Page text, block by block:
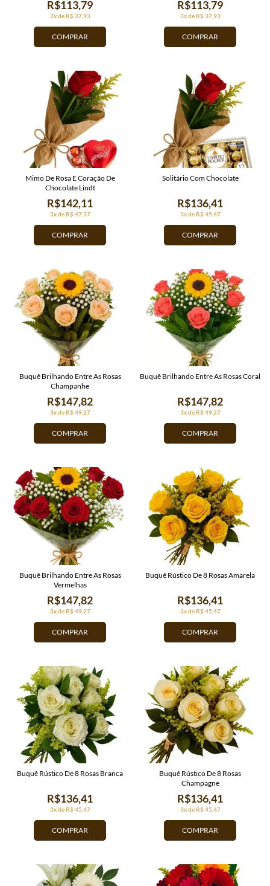
COMPRAR
3x de R$ 37,93
R$113,79
COMPRAR
3x de R$ 37,93
R$113,79
COMPRAR
3x de R$ 47,37
R$142,11
Mimo De Rosa E Coração De
Chocolate Lindt
COMPRAR
3x de R$ 45,47
R$136,41
Solitário Com Chocolate
COMPRAR
3x de R$ 49,27
R$147,82
Buquê Brilhando Entre As Rosas
Champanhe
COMPRAR
3x de R$ 49,27
R$147,82
Buquê Brilhando Entre As Rosas Coral
COMPRAR
3x de R$ 49,27
R$147,82
Buquê Brilhando Entre As Rosas
Vermelhas
COMPRAR
3x de R$ 45,47
R$136,41
Buquê Rústico De 8 Rosas Amarela
COMPRAR
3x de R$ 45,47
R$136,41
Buquê Rústico De 8 Rosas Branca
COMPRAR
3x de R$ 45,47
R$136,41
Buquê Rústico De 8 Rosas
Champagne